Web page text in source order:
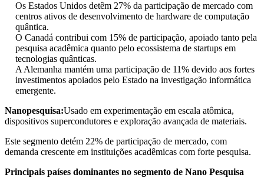
Os Estados Unidos detêm 27% da participação de mercado com
centros ativos de desenvolvimento de hardware de computação
quântica.
O Canadá contribui com 15% de participação, apoiado tanto pela
pesquisa acadêmica quanto pelo ecossistema de startups em
tecnologias quânticas.
A Alemanha mantém uma participação de 11% devido aos fortes
investimentos apoiados pelo Estado na investigação informática
emergente.
Nanopesquisa:Usado em experimentação em escala atômica,
dispositivos supercondutores e exploração avançada de materiais.
Este segmento detém 22% de participação de mercado, com
demanda crescente em instituições acadêmicas com forte pesquisa.
Principais países dominantes no segmento de Nano Pesquisa